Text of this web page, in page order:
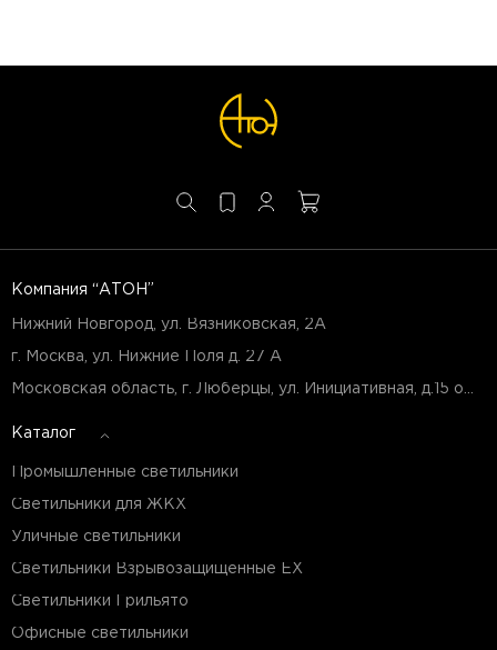
Компания “АТОН”
Нижний Новгород, ул. Вязниковская, 2А
г. Москва, ул. Нижние Поля д. 27 А
Каталог
Промышленные светильники
Светильники для ЖКХ
Уличные светильники
Светильники Взрывозащищенные EX
Светильники Грильято
Офисные светильники